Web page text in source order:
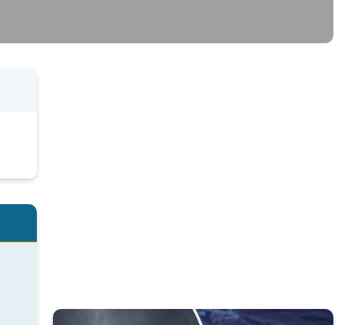
Upozorenja na opasne vremenske uslove.